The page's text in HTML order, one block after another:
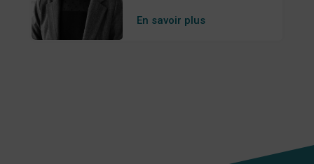
En savoir plus